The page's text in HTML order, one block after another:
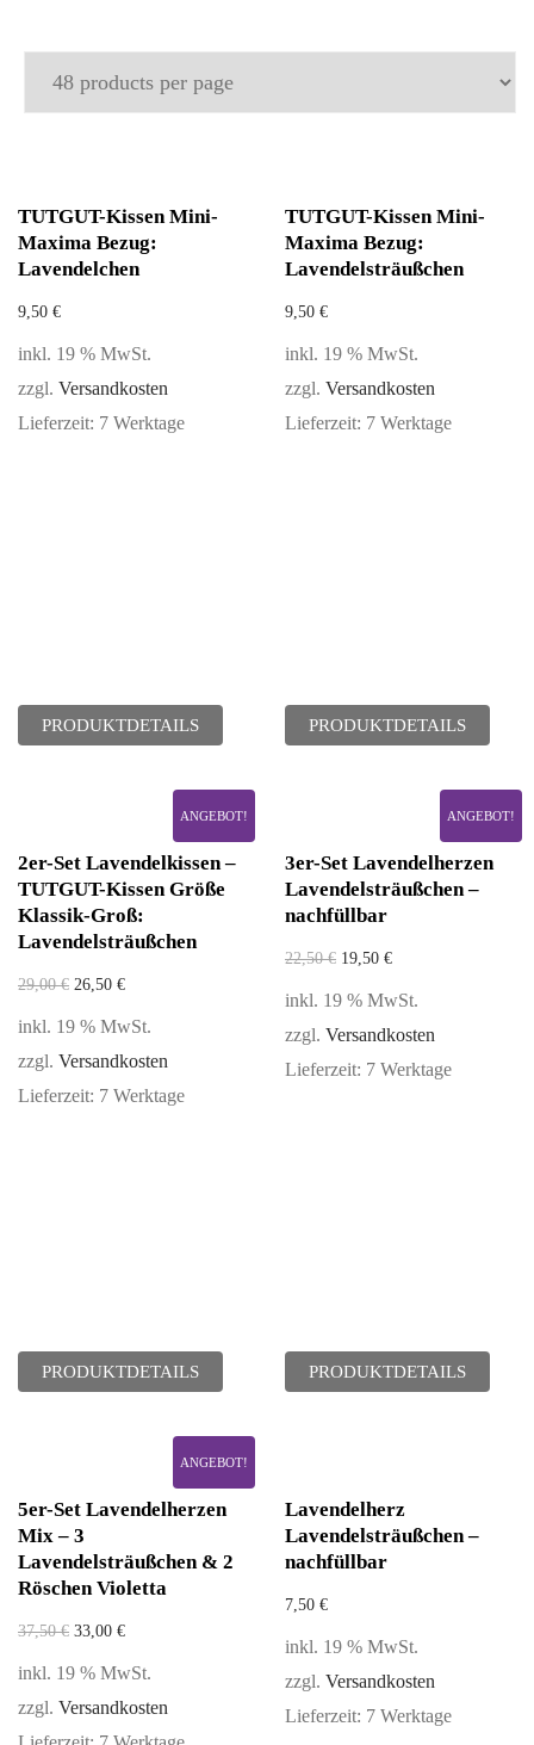
TUTGUT-Kissen Mini-
Maxima Bezug:
Lavendelchen
9,50 €
inkl. 19 % MwSt.
zzgl. Versandkosten
Lieferzeit: 7 Werktage
PRODUKTDETAILS
TUTGUT-Kissen Mini-
Maxima Bezug:
Lavendelsträußchen
9,50 €
inkl. 19 % MwSt.
zzgl. Versandkosten
Lieferzeit: 7 Werktage
PRODUKTDETAILS
ANGEBOT!
2er-Set Lavendelkissen –
TUTGUT-Kissen Größe
Klassik-Groß:
Lavendelsträußchen
29,00€ 26,50 €
inkl. 19 % MwSt.
zzgl. Versandkosten
Lieferzeit: 7 Werktage
PRODUKTDETAILS
ANGEBOT!
3er-Set Lavendelherzen
Lavendelsträußchen –
nachfüllbar
22,50€ 19,50 €
inkl. 19 % MwSt.
zzgl. Versandkosten
Lieferzeit: 7 Werktage
PRODUKTDETAILS
ANGEBOT!
5er-Set Lavendelherzen
Mix – 3
Lavendelsträußchen & 2
Röschen Violetta
37,50€ 33,00 €
inkl. 19 % MwSt.
zzgl. Versandkosten
Lavendelherz
Lavendelsträußchen –
nachfüllbar
7,50 €
inkl. 19 % MwSt.
zzgl. Versandkosten
Lieferzeit: 7 Werktage